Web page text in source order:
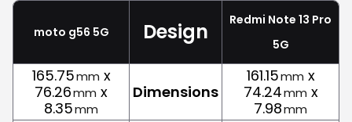
moto g56 5G Design
Redmi Note 13 Pro
5G
165.75mm x
76.26mm x
8.35mm
Dimensions
161.15mm x
74.24mm x
7.98mm